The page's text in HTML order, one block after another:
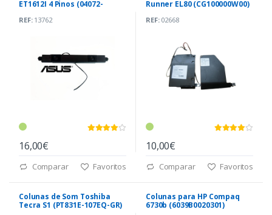
ET1612I 4 Pinos (04072-
REF:13762
16,00€
Comparar Favoritos
Runner EL80 (CG100000W00)
REF:02668
10,00€
Comparar Favoritos
Colunas de Som Toshiba
Tecra S1 (PT831E-107EQ-GR)
Colunas para HP Compaq
6730b (6039B0020301)